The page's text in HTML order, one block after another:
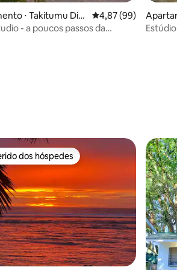
⋅ Takitumu Dist
4,87 de uma
4,87 (99)
- a poucos passos da
melhores preferidos dos hóspedes
dos hóspedes